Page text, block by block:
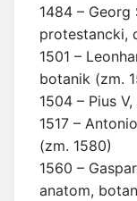
1484 –
protestancki,
1501 –
botanik (zm.
1504 – Pius
1517 –
(zm. 1580)
1560 –
anatom,